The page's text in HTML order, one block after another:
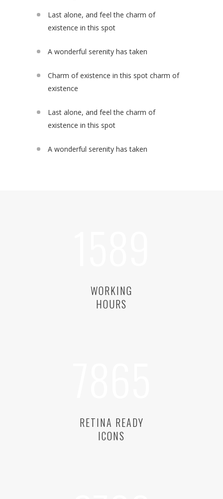
Last alone, and feel the charm of
existence in this spot
A wonderful serenity has taken
Charm of existence in this spot charm of
existence
Last alone, and feel the charm of
existence in this spot
A wonderful serenity has taken
WORKING
HOURS
RETINA READY
ICONS